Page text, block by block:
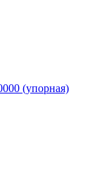
(упорная)